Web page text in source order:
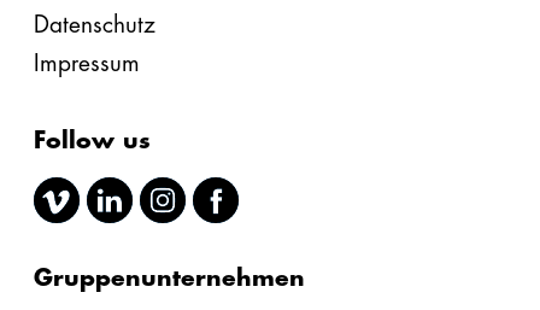
Datenschutz
Impressum
Follow us
Gruppenunternehmen